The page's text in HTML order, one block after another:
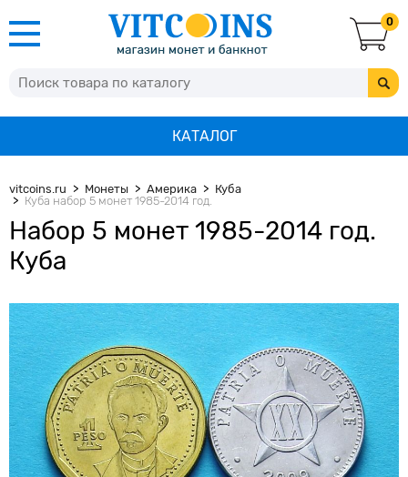
0
КАТАЛОГ
vitcoins.ru Монеты Америка
Куба
Куба набор 5 монет 1985-2014 год.
Набор 5 монет 1985-2014 год.
Куба